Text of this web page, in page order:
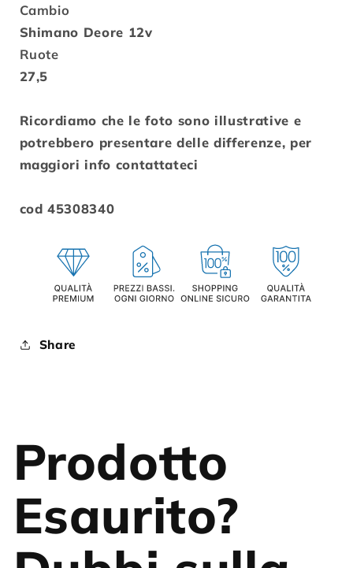
Cambio
Shimano Deore 12v
Ruote
27,5
Ricordiamo che le foto sono illustrative e
potrebbero presentare delle differenze, per
maggiori info contattateci
cod 45308340
Share
Prodotto
Esaurito?